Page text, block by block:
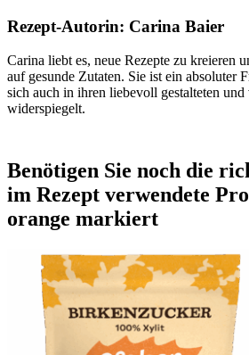
Rezept-Autorin: Carina Baier
Carina liebt es, neue Rezepte zu kreieren
auf gesunde Zutaten. Sie ist ein absoluter
sich auch in ihren liebevoll gestalteten
widerspiegelt.
Benötigen Sie noch die
im Rezept verwendete
orange markiert